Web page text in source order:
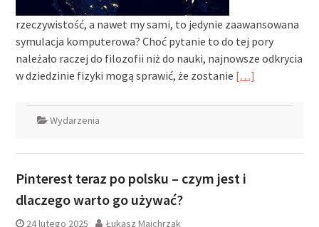
rzeczywistość, a nawet my sami, to jedynie zaawansowana
symulacja komputerowa? Choć pytanie to do tej pory
należało raczej do filozofii niż do nauki, najnowsze odkrycia
w dziedzinie fizyki mogą sprawić, że zostanie […]
Wydarzenia
Pinterest teraz po polsku – czym jest i
dlaczego warto go używać?
24 lutego 2025 Łukasz Majchrzak